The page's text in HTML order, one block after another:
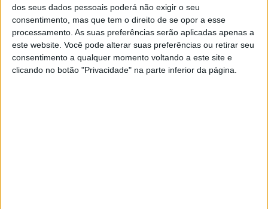
dos seus dados pessoais poderá não exigir o seu
consentimento, mas que tem o direito de se opor a esse
processamento. As suas preferências serão aplicadas apenas a
este website. Você pode alterar suas preferências ou retirar seu
consentimento a qualquer momento voltando a este site e
clicando no botão "Privacidade" na parte inferior da página.
Já em Março, foi Marc Márquez (Honda Repsol Team) o
centro das atenções, pois perguntámos se o campeão
estaria pronto para andar a 100% após a sua cirurgia ao
ombro, mas agora os olhos voltam-se para o seu